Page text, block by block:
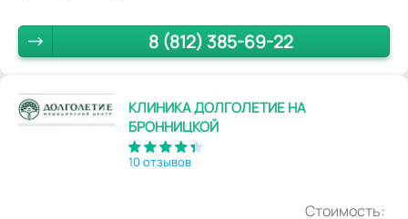
8 (812) 385-69-22
КЛИНИКА ДОЛГОЛЕТИЕ НА
БРОННИЦКОЙ
10 отзывов
Стоимость: